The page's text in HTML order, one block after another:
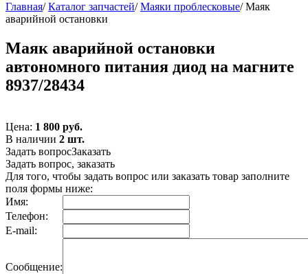
Главная/Каталог запчастей/Маяки проблесковые/Маяк
аварийной остановки
Маяк аварийной остановки
автономного питания диод на магните
8937/28434
Цена: 1 800 руб.
В наличии 2 шт.
Задать вопросЗаказать
Задать вопрос, заказать
Для того, чтобы задать вопрос или заказать товар заполните
поля формы ниже:
Имя:
Телефон:
E-mail:
Сообщение: